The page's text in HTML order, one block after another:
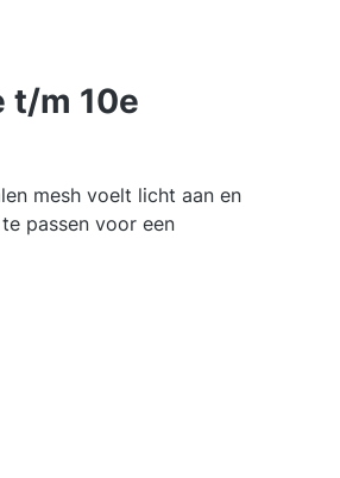
t/m 10e
mesh voelt licht aan en
passen voor een